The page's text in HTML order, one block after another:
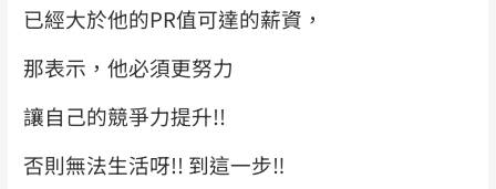
已經大於他的PR值可達的薪資，
那表示，他必須更努力
讓自己的競爭力提升!!
否則無法生活呀!! 到這一步‼